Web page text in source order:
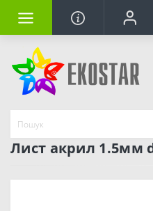
Лист акрил 1.5мм